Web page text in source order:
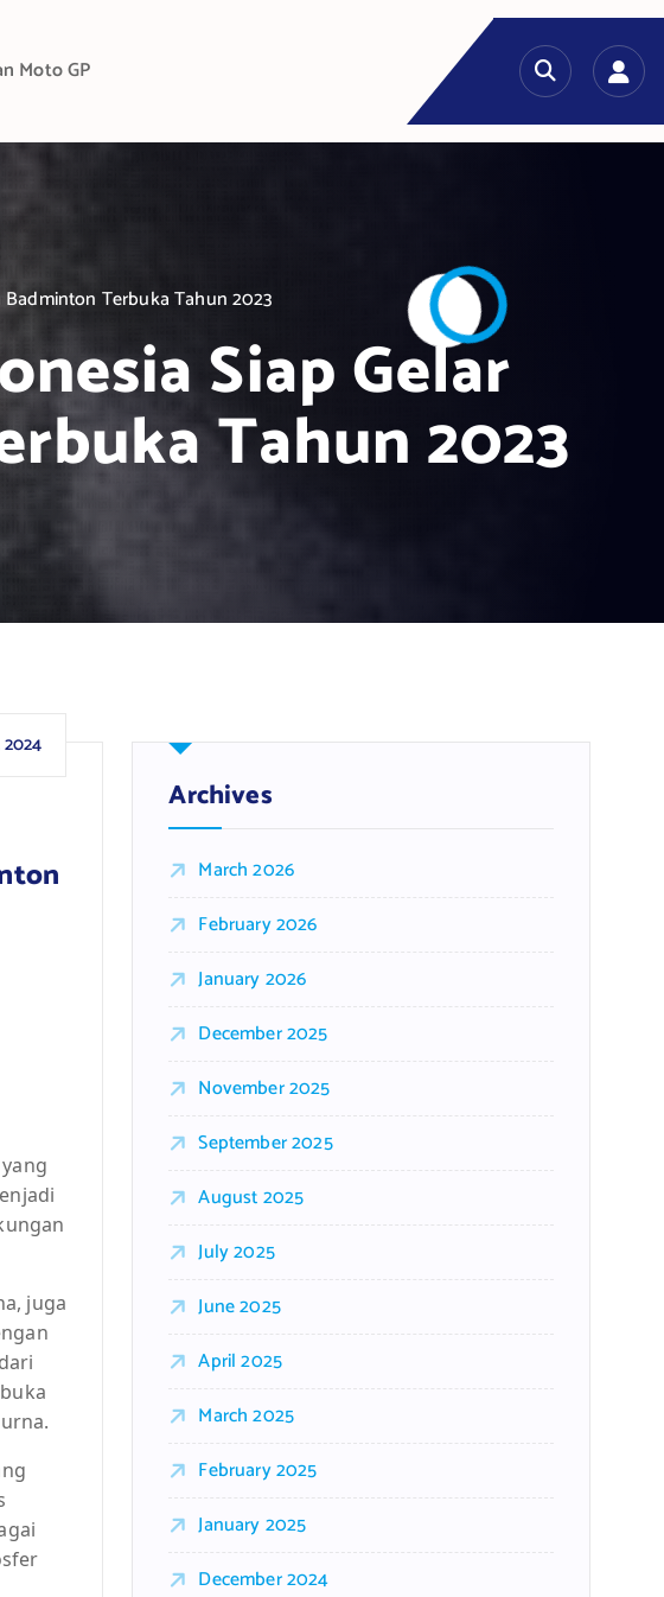
Moto GP
Terbuka Tahun 2023
Siap Gelar
Tahun 2023
2024
juga
Archives
March 2026
February 2026
January 2026
December 2025
November 2025
September 2025
August 2025
July 2025
June 2025
April 2025
March 2025
February 2025
January 2025
December 2024